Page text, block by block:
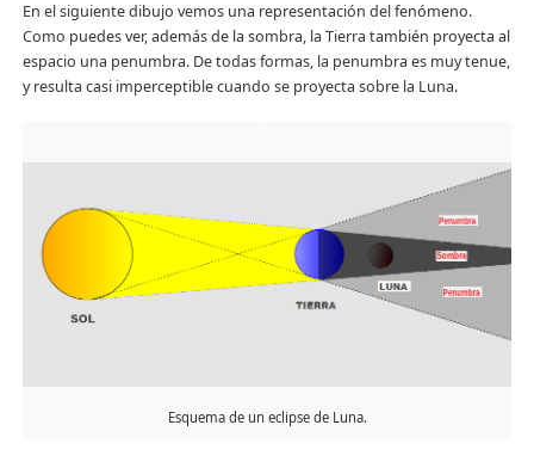
En el siguiente dibujo vemos una representación del fenómeno.
Como puedes ver, además de la sombra, la Tierra también proyecta al
espacio una penumbra. De todas formas, la penumbra es muy tenue,
y resulta casi imperceptible cuando se proyecta sobre la Luna.
Esquema de un eclipse de Luna.